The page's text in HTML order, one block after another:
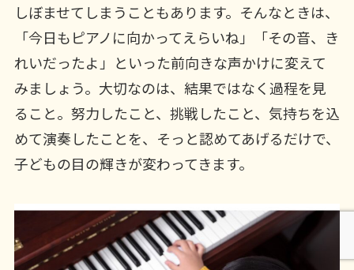
しぼませてしまうこともあります。そんなときは、
「今日もピアノに向かってえらいね」「その音、き
れいだったよ」といった前向きな声かけに変えて
みましょう。大切なのは、結果ではなく過程を見
ること。努力したこと、挑戦したこと、気持ちを込
めて演奏したことを、そっと認めてあげるだけで、
子どもの目の輝きが変わってきます。